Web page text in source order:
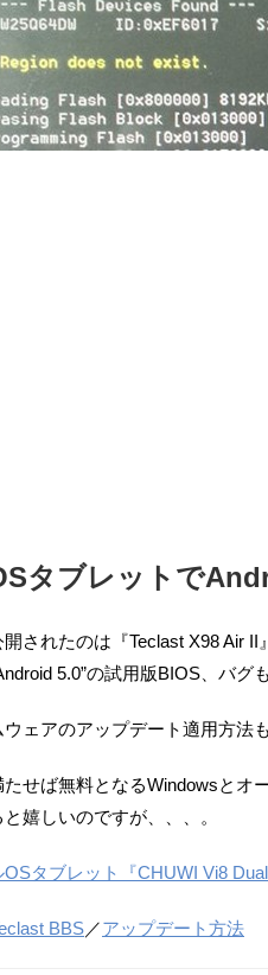
タブレットで
されたのは『Teclast X98 Air II
5.0”の試用版BIOS、バグ
ェアのアップデート適用方法
せば無料となるWindowsとオ
嬉しいのですが、、、。
OSタブレット『CHUWI Vi8
BBS／アップデート方法